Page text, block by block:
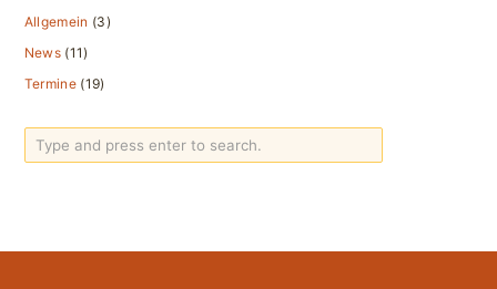
Allgemein (3)
News (11)
Termine (19)